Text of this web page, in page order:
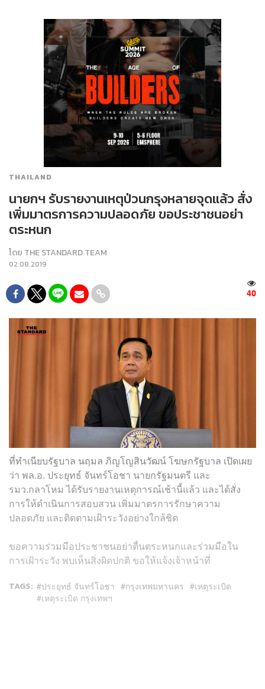
THAILAND
นายกฯ รับรายงานเหตุป่วนกรุงหลายจุดแล้ว สั่ง
เพิ่มมาตรการความปลอดภัย ขอประชาชนอย่า
ตระหนก
โดย THE STANDARD TEAM
02.08.2019
40
ที่ทำเนียบรัฐบาล นฤมล ภิญโญสินวัฒน์ โฆษกรัฐบาล เปิดเผย
ว่า พล.อ. ประยุทธ์ จันทร์โอชา นายกรัฐมนตรี และ
รมว.กลาโหม ได้รับรายงานเหตุการณ์เช้านี้แล้ว และได้สั่ง
การให้ดำเนินการสอบสวน เพิ่มมาตรการรักษาความ
ปลอดภัย และติดตามเฝ้าระวังอย่างใกล้ชิด
ขอความร่วมมือประชาชนอย่าตื่นตระหนกและร่วมมือใน
การเฝ้าระวัง พบเห็นสิ่งผิดปกติ ขอให้แจ้งเจ้าหน้าที่
TAGS: ประยุทธ์ จันทร์โอชา กรุงเทพมหานคร
เหตุระเบิด
เหตุระเบิด กรุงเทพฯ